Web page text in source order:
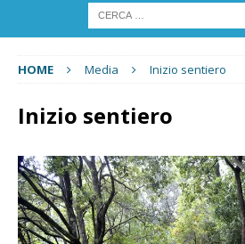
HOME Media Inizio sentiero
Inizio sentiero